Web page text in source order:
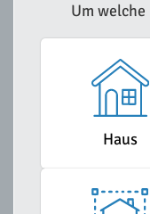
Um
Haus